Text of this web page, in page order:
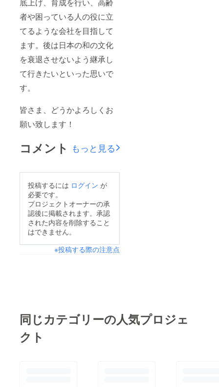
底上げ、育成を行い、高齢
者や困っている人の役に立
てるような会社を目指して
ます。後は日本の和の文化
を衰退させないよう継承し
て行きたいといった思いで
す。
皆さま、どうかよろしくお
願い致します！
コメント もっと見る
投稿するには ログイン が
必要です。
プロジェクトオーナーの承
認後に掲載されます。承認
された内容を削除すること
はできません。
※投稿する際の注意点
同じカテゴリーの人気プロジェ
クト